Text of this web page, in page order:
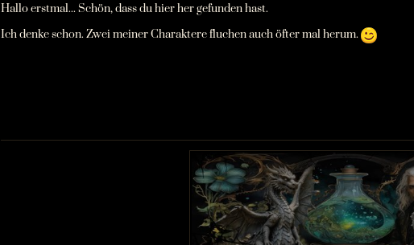
Hallo erstmal... Schön, dass du hier her gefunden hast.
Ich denke schon. Zwei meiner Charaktere fluchen auch öfter mal herum.